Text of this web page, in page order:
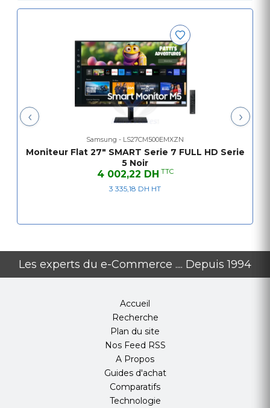
Inclinaison -2,0 °(±2,0 °) ~ +22,0 °(±2,0 °)
Dimensions avec support (LxHxP) : 615.5 x 455.4 x
Dimensions sans support (LxHxP) : 615.5 x 367.9 x
Poids net en kg
Poids de l'appareil avec pied: 4.8 kg
Poids de l'appareil sans pied: 3.6 kg
Consommation normale 30.0 W
Contenu de l'emballage Ecran, Câble HDMI 1.5
Courbure de l'écran Plat
‹ ›
Samsung - LS27CM500EMXZN
Moniteur Flat 27" SMART Serie 7 FULL HD Serie
5 Noir
4 002,22 DH TTC
3 335,18 DH HT
Les experts du e-Commerce .... Depuis 1994
Accueil
Recherche
Plan du site
Nos Feed RSS
A Propos
Guides d'achat
Comparatifs
Technologie